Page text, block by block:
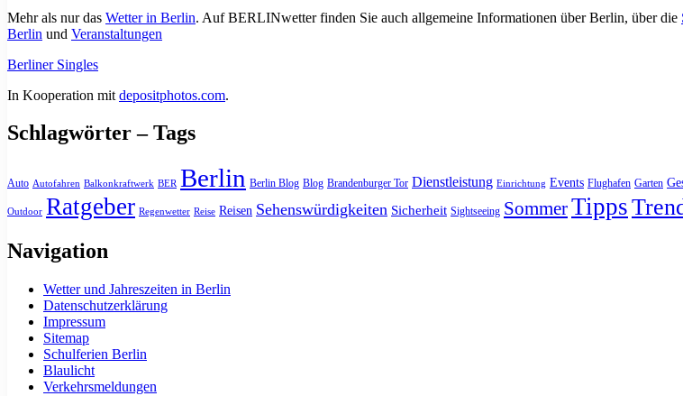
Mehr als nur das Wetter in Berlin. Auf BERLINwetter finden Sie auch allgemeine Informationen über Berlin, über die
Berlin und Veranstaltungen
Berliner Singles
In Kooperation mit depositphotos.com.
Schlagwörter – Tags
Auto Autofahren Balkonkraftwerk BER Berlin Berlin Blog Blog Brandenburger Tor Dienstleistung Einrichtung Events Flughafen Garten
Outdoor Ratgeber Regenwetter Reise Reisen Sehenswürdigkeiten Sicherheit Sightseeing SommerTipps
Navigation
Wetter und Jahreszeiten in Berlin
Datenschutzerklärung
Impressum
Sitemap
Schulferien Berlin
Blaulicht
Verkehrsmeldungen